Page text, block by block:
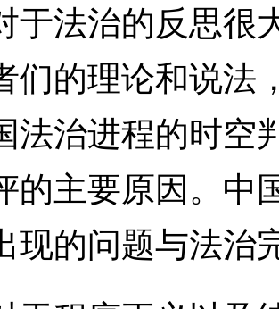
于法治的反思很
们的理论和说法
法治进程的时空
的主要原因。中
现的问题与法治